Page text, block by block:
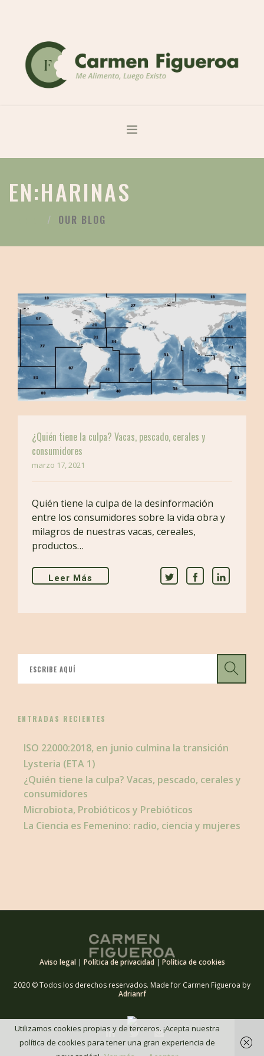
SOBRE MÍ
SERVICIOS
EN:HARINAS
OUR BLOG
¿Quién tiene la culpa? Vacas, pescado, cerales y
consumidores
marzo 17, 2021
Quién tiene la culpa de la desinformación
entre los consumidores sobre la vida obra y
milagros de nuestras vacas, cereales,
productos…
Leer Más
ENTRADAS RECIENTES
ISO 22000:2018, en junio culmina la transición
Lysteria (ETA 1)
¿Quién tiene la culpa? Vacas, pescado, cerales y
consumidores
Microbiota, Probióticos y Prebióticos
La Ciencia es Femenino: radio, ciencia y mujeres
Aviso legal | Política de privacidad | Política de cookies
2020 © Todos los derechos reservados. Made for Carmen Figueroa by
Adrianrf
Utilizamos cookies propias y de terceros. ¡Acepta nuestra
política de cookies para tener una gran experiencia de